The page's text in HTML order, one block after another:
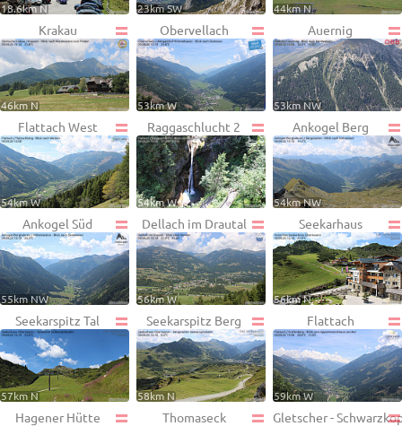
18.6km N 23km SW 44km N
Krakau
46km N
Obervellach
53km W
Auernig
53km NW
Flattach West
54km W
Raggaschlucht 2
54km W
Ankogel Berg
54km NW
Ankogel Süd
55km NW
Dellach im Drautal
56km W
Seekarhaus
56km N
Seekarspitz Tal
57km N
Seekarspitz Berg
58km N
Flattach
59km W
Hagener Hütte Thomaseck Gletscher -